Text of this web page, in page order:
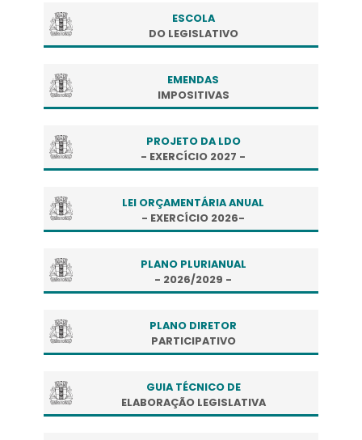
ESCOLA
DO LEGISLATIVO
EMENDAS
IMPOSITIVAS
PROJETO DA LDO
- EXERCÍCIO 2027 -
LEI ORÇAMENTÁRIA ANUAL
- EXERCÍCIO 2026-
PLANO PLURIANUAL
- 2026/2029 -
PLANO DIRETOR
PARTICIPATIVO
GUIA TÉCNICO DE
ELABORAÇÃO LEGISLATIVA